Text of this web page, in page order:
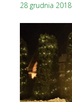
28 grudnia 2018